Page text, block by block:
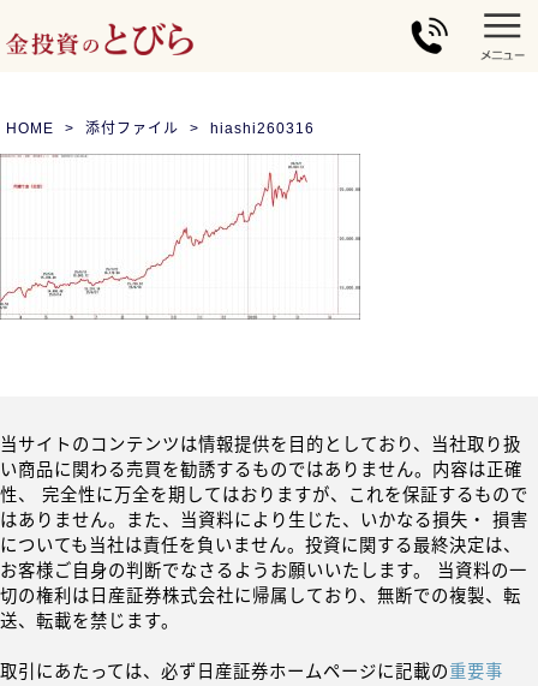
HOME 添付ファイル hiashi260316
当サイトのコンテンツは情報提供を目的としており、当社取り扱
い商品に関わる売買を勧誘するものではありません。内容は正確
性、 完全性に万全を期してはおりますが、これを保証するもので
はありません。また、当資料により生じた、いかなる損失・ 損害
についても当社は責任を負いません。投資に関する最終決定は、
お客様ご自身の判断でなさるようお願いいたします。 当資料の一
切の権利は日産証券株式会社に帰属しており、無断での複製、転
送、転載を禁じます。
取引にあたっては、必ず日産証券ホームページに記載の重要事